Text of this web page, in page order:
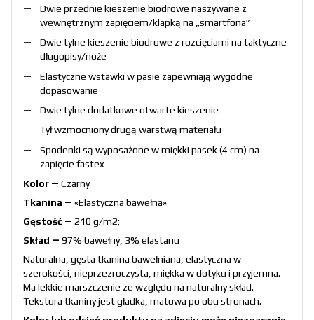
Dwie przednie kieszenie biodrowe naszywane z
wewnętrznym zapięciem/klapką na „smartfona”
Dwie tylne kieszenie biodrowe z rozcięciami na taktyczne
długopisy/noże
Elastyczne wstawki w pasie zapewniają wygodne
dopasowanie
Dwie tylne dodatkowe otwarte kieszenie
Tył wzmocniony drugą warstwą materiału
Spodenki są wyposażone w miękki pasek (4 cm) na
zapięcie fastex
Kolor ― Czarny
Tkanina ― «Elastyczna bawełna»
Gęstość ― 210 g/m2;
Skład ― 97% bawełny, 3% elastanu
Naturalna, gęsta tkanina bawełniana, elastyczna w
szerokości, nieprzezroczysta, miękka w dotyku i przyjemna.
Ma lekkie marszczenie ze względu na naturalny skład.
Tekstura tkaniny jest gładka, matowa po obu stronach.